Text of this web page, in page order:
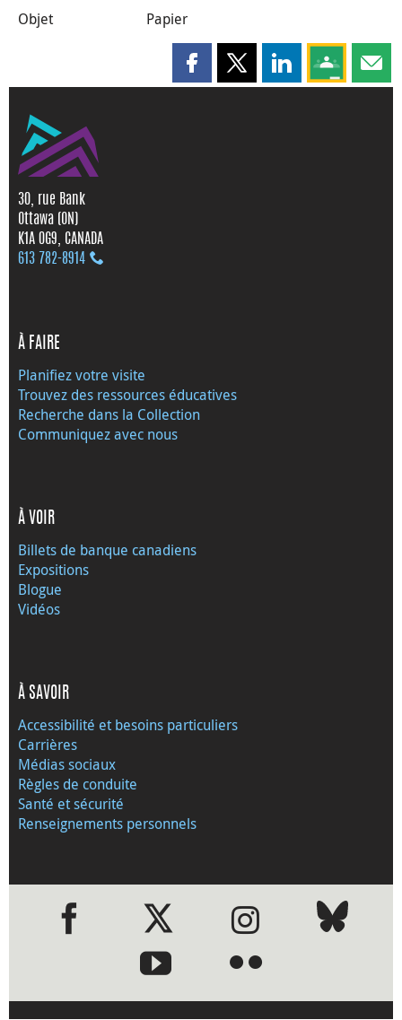
Objet Papier
Partager cette page sur
Partager cette page sur X
Partager cette
Partagez
30, rue Bank
Ottawa (ON)
K1A 0G9, CANADA
613 782‑8914
À FAIRE
Planifiez votre visite
Trouvez des ressources éducatives
Recherche dans la Collection
Communiquez avec nous
À VOIR
Billets de banque canadiens
Expositions
Blogue
Vidéos
À SAVOIR
Accessibilité et besoins particuliers
Carrières
Médias sociaux
Règles de conduite
Santé et sécurité
Renseignements personnels
●●